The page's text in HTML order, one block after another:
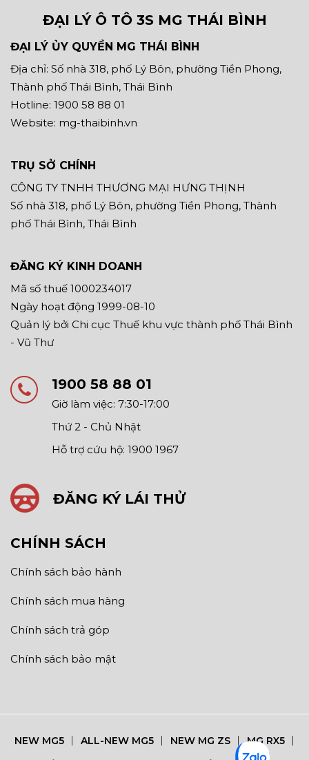
ĐẠI LÝ Ô TÔ 3S MG THÁI BÌNH
ĐẠI LÝ ỦY QUYỀN MG THÁI BÌNH
Địa chỉ: Số nhà 318, phố Lý Bôn, phường Tiền Phong,
Thành phố Thái Bình, Thái Bình
Hotline: 1900 58 88 01
Website: mg-thaibinh.vn
TRỤ SỞ CHÍNH
CÔNG TY TNHH THƯƠNG MẠI HƯNG THỊNH
Số nhà 318, phố Lý Bôn, phường Tiền Phong, Thành
phố Thái Bình, Thái Bình
ĐĂNG KÝ KINH DOANH
Mã số thuế 1000234017
Ngày hoạt động 1999-08-10
Quản lý bởi Chi cục Thuế khu vực thành phố Thái Bình
- Vũ Thư
1900 58 88 01
Giờ làm việc: 7:30-17:00
Thứ 2 - Chủ Nhật
Hỗ trợ cứu hộ: 1900 1967
ĐĂNG KÝ LÁI THỬ
CHÍNH SÁCH
Chính sách bảo hành
Chính sách mua hàng
Chính sách trả góp
Chính sách bảo mật
NEW MG5 ALL-NEW MG5 NEW MG ZS
MG RX5